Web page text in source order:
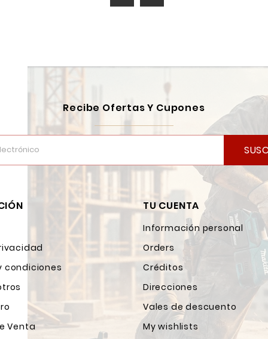
Recibe Ofertas Y Cupones
condiciones
Venta
TU CUENTA
Información personal
Orders
Créditos
Direcciones
Vales de descuento
My wishlists